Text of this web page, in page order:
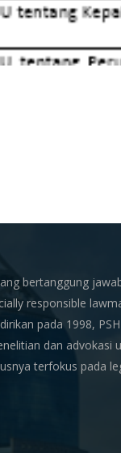
bertanggung
responsible
pada 1998,
dan advokasi
terfokus pada